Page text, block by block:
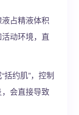
占精液体积
动环境，直
括约肌”，控制
会直接导致